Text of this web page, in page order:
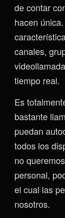
de contar
hacen
canales,
tiempo real.
Es
bastante
puedan
todos los
no
personal,
el cual las
nosotros.